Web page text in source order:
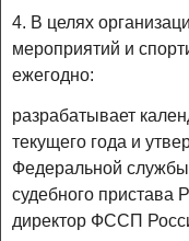
4. В целях
мероприятий и
ежегодно:
разрабатывает
текущего года и
Федеральной службы
судебного пристава
директор ФССП